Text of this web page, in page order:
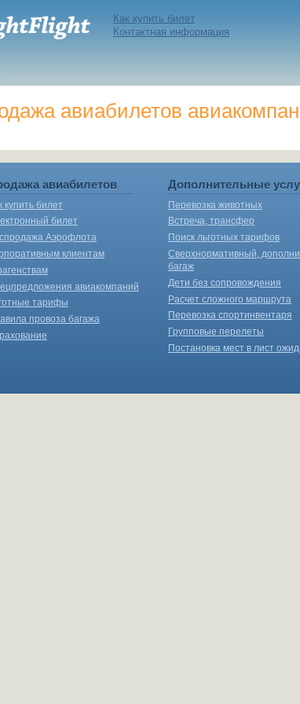
Как купить билет
Контактная информация
авиабилетов
авиабилетов
купить билет
билет
Аэрофлота
клиентам
авиакомпаний
тарифы
провоза багажа
Дополнительные
Перевозка животных
Встреча, трансфер
Поиск льготных тарифов
Сверхнормативный,
багаж
Дети без сопровождения
Расчет сложного маршрута
Перевозка спортинвентаря
Групповые перелеты
Постановка мест в лист